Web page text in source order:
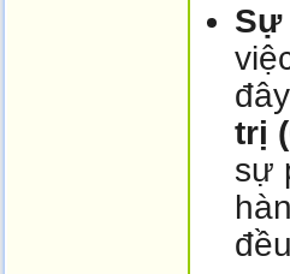
Sự
trị
sự